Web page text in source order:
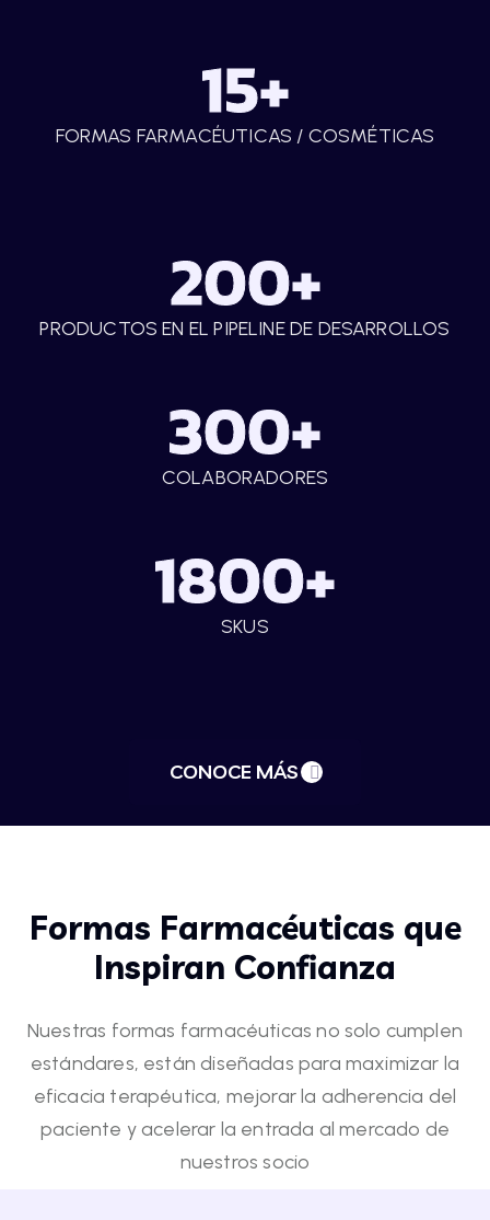
15+
FORMAS FARMACÉUTICAS / COSMÉTICAS
200+
PRODUCTOS EN EL PIPELINE DE DESARROLLOS
300+
COLABORADORES
1800+
SKUS
CONOCE MÁS
Formas Farmacéuticas que
Inspiran Confianza
Nuestras formas farmacéuticas no solo cumplen
estándares, están diseñadas para maximizar la
eficacia terapéutica, mejorar la adherencia del
paciente y acelerar la entrada al mercado de
nuestros socio